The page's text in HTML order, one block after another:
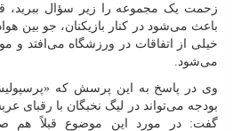
زحمت یک مجموعه را زیر سؤال
باعث می‌شود در کنار بازیکنان، جو بین
خیلی از اتفاقات در ورزشگاه می‌افتد و
می‌شود.
وی در پاسخ به این پرسش که
بودجه می‌تواند در لیگ نخبگان با رقبای
گفت: در مورد این موضوع قبلاً هم